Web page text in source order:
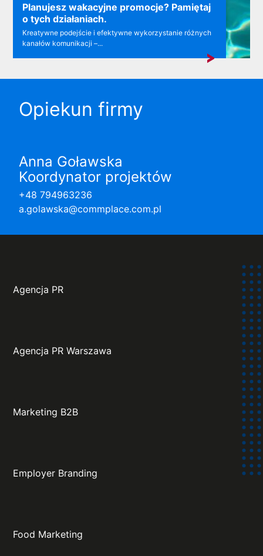
Planujesz wakacyjne promocje? Pamiętaj
o tych działaniach.
Kreatywne podejście i efektywne wykorzystanie różnych
kanałów komunikacji –...
Opiekun firmy
Anna Goławska
Koordynator projektów
+48 794963236
a.golawska@commplace.com.pl
Agencja PR
Agencja PR Warszawa
Marketing B2B
Employer Branding
Food Marketing